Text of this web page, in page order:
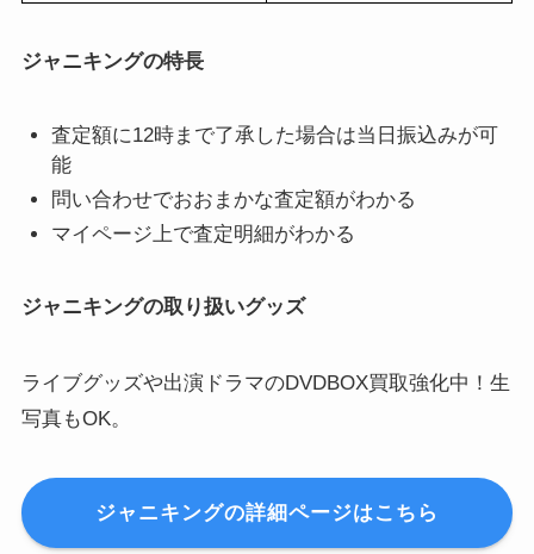
ジャニキングの特長
査定額に12時まで了承した場合は当日振込みが可
能
問い合わせでおおまかな査定額がわかる
マイページ上で査定明細がわかる
ジャニキングの取り扱いグッズ
ライブグッズや出演ドラマのDVDBOX買取強化中！生
写真もOK。
ジャニキングの詳細ページはこちら